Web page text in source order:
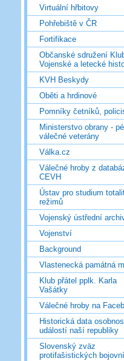
Virtuální hřbitovy
Pohřebiště v ČR
Fortifikace
Občanské sdružení
Vojenské a letecké
KVH Beskydy
Oběti a hrdinové
Pomníky četníků,
Ministerstvo obrany -
válečné veterány
Válka.cz
Válečné hroby z
CEVH
Ústav pro studium
režimů
Vojenský ústřední
Vojenství
Background
Vlastenecká památná
Klub přátel pplk. Karla
Vašátky
Válečné hroby na
Historická data
událostí naší republiky
Slovenský zväz
protifašistických